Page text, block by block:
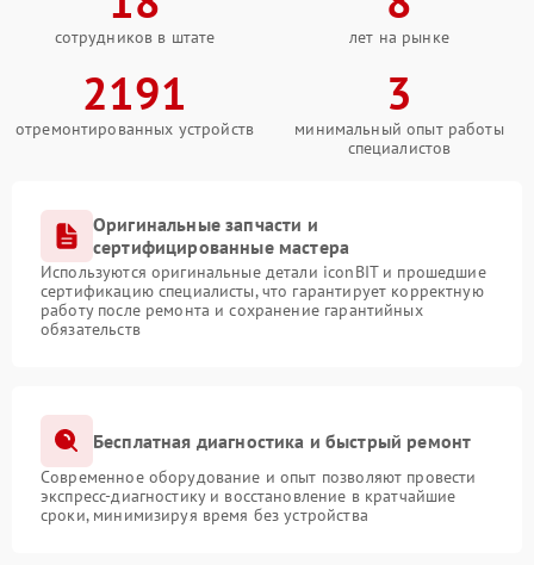
сотрудников в штате лет на рынке
2191
отремонтированных устройств
3
минимальный опыт работы
специалистов
Оригинальные запчасти и
сертифицированные мастера
Используются оригинальные детали iconBIT и прошедшие
сертификацию специалисты, что гарантирует корректную
работу после ремонта и сохранение гарантийных
обязательств
Бесплатная диагностика и быстрый ремонт
Современное оборудование и опыт позволяют провести
экспресс-диагностику и восстановление в кратчайшие
сроки, минимизируя время без устройства